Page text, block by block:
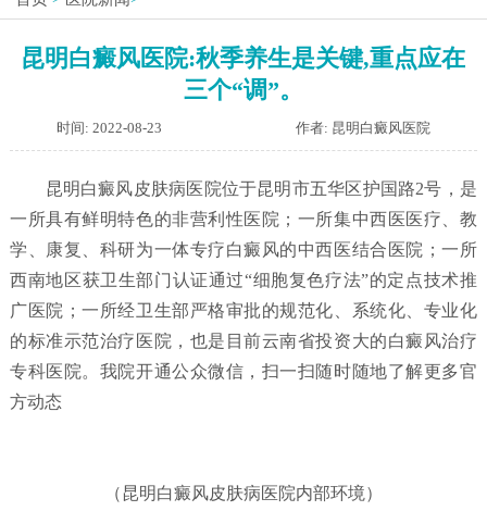
昆明白癜风医院:秋季养生是关键,重点应在
三个“调”。
时间: 2022-08-23 作者: 昆明白癜风医院
昆明白癜风皮肤病医院位于昆明市五华区护国路2号，是
一所具有鲜明特色的非营利性医院；一所集中西医医疗、教
学、康复、科研为一体专疗白癜风的中西医结合医院；一所
西南地区获卫生部门认证通过“细胞复色疗法”的定点技术推
广医院；一所经卫生部严格审批的规范化、系统化、专业化
的标准示范治疗医院，也是目前云南省投资大的白癜风治疗
专科医院。我院开通公众微信，扫一扫随时随地了解更多官
方动态
（昆明白癜风皮肤病医院内部环境）